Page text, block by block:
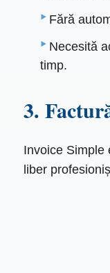
Fără
Necesită
timp.
3.
Invoice Simple
liber